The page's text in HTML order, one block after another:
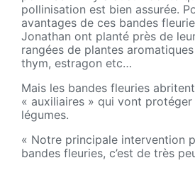
pollinisation est bien assurée.
avantages de ces bandes
Jonathan ont planté près de
rangées de plantes
thym, estragon etc…
Mais les bandes fleuries
« auxiliaires » qui vont
légumes.
« Notre principale intervention
bandes fleuries, c’est de très